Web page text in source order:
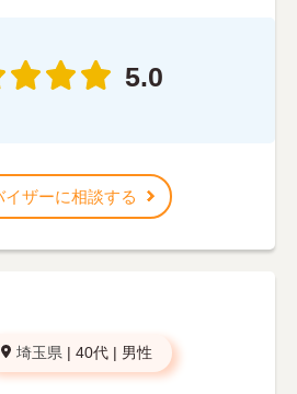
5.0
イザーに相談する
埼玉県 | 40代 | 男性